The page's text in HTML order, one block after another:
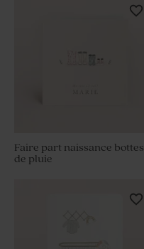
Faire part naissance bottes
de pluie